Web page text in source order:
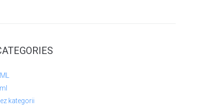
kategorii